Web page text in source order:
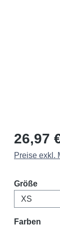
Regulärer
26,97
Preise exkl.
Größe
Farben